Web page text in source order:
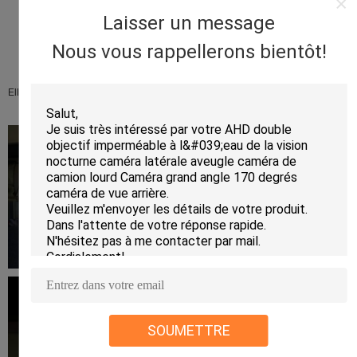
Laisser un message
Nous vous rappellerons bientôt!
SOUMETTRE
Elle a installé fermé sur la porte comme les expositions d'image ci-dessous :